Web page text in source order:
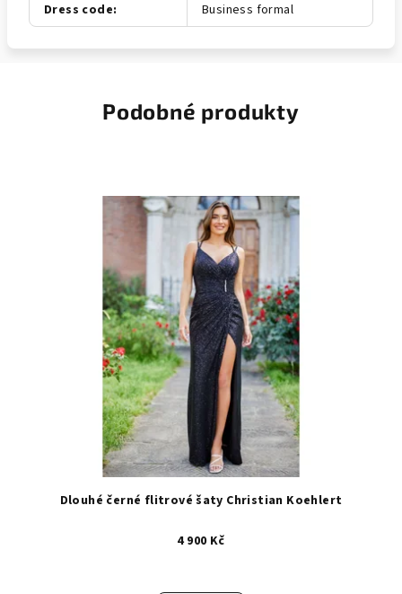
Dress code: Business formal
Podobné produkty
Dlouhé černé flitrové šaty Christian Koehlert
4 900 Kč